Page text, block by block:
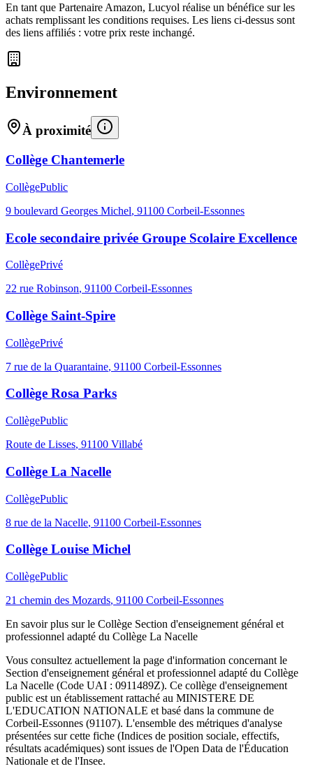
En tant que Partenaire Amazon, Lucyol réalise un bénéfice sur les
achats remplissant les conditions requises. Les liens ci-dessus sont
des liens affiliés : votre prix reste inchangé.
Environnement
À proximité
Collège Chantemerle
CollègePublic
9 boulevard Georges Michel, 91100 Corbeil-Essonnes
Ecole secondaire privée Groupe Scolaire Excellence
CollègePrivé
22 rue Robinson, 91100 Corbeil-Essonnes
Collège Saint-Spire
CollègePrivé
7 rue de la Quarantaine, 91100 Corbeil-Essonnes
Collège Rosa Parks
CollègePublic
Route de Lisses, 91100 Villabé
Collège La Nacelle
CollègePublic
8 rue de la Nacelle, 91100 Corbeil-Essonnes
Collège Louise Michel
CollègePublic
21 chemin des Mozards, 91100 Corbeil-Essonnes
En savoir plus sur le Collège Section d'enseignement général et
professionnel adapté du Collège La Nacelle
Vous consultez actuellement la page d'information concernant le
Section d'enseignement général et professionnel adapté du Collège
La Nacelle (Code UAI : 0911489Z). Ce collège d'enseignement
public est un établissement rattaché au MINISTERE DE
L'EDUCATION NATIONALE et basé dans la commune de
Corbeil-Essonnes (91107). L'ensemble des métriques d'analyse
présentées sur cette fiche (Indices de position sociale, effectifs,
résultats académiques) sont issues de l'Open Data de l'Éducation
Nationale et de l'Insee.